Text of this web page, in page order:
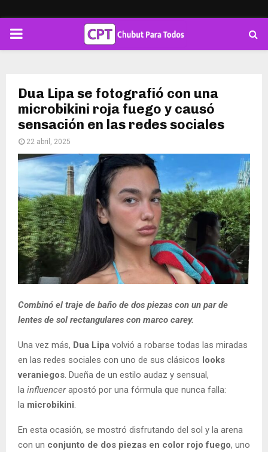
PRIMARY
Dua Lipa se fotografió con una
microbikini roja fuego y causó
sensación en las redes sociales
22 abril, 2025
Combinó el traje de baño de dos piezas con un par de
lentes de sol rectangulares con marco carey.
Una vez más, Dua Lipa volvió a robarse todas las miradas
en las redes sociales con uno de sus clásicos looks
veraniegos. Dueña de un estilo audaz y sensual,
la influencerapostó por una fórmula que nunca falla:
la microbikini.
En esta ocasión, se mostró disfrutando del sol y la arena
con un conjunto de dos piezas en color rojo fuego, uno